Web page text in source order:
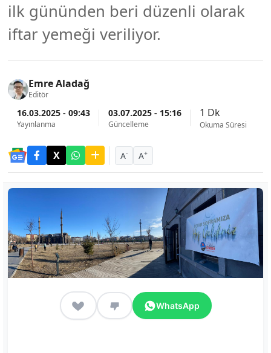
ilk gününden beri düzenli olarak
iftar yemeği veriliyor.
Emre Aladağ
Editör
16.03.2025 - 09:43
Yayınlanma
03.07.2025 - 15:16
Güncelleme
1 Dk
Okuma Süresi
A- A+
WhatsApp